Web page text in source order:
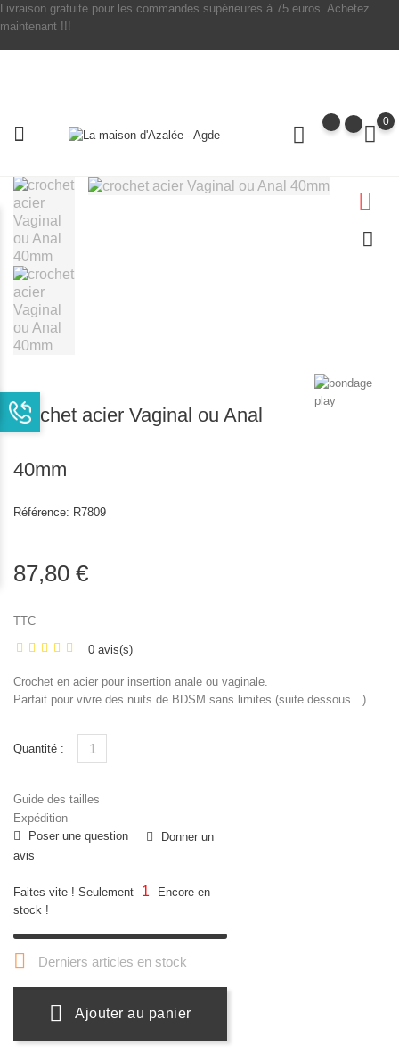
Livraison gratuite pour les commandes supérieures à 75 euros. Achetez
maintenant !!!
0
crochet acier Vaginal ou Anal
40mm
Référence: R7809
87,80 €
TTC
0 avis(s)
Crochet en acier pour insertion anale ou vaginale.
Parfait pour vivre des nuits de BDSM sans limites (suite dessous…)
Quantité :
Guide des tailles
Expédition
Poser une question
Donner un
avis
Faites vite ! Seulement 1
Encore en
stock !
 Derniers articles en stock
Ajouter au panier